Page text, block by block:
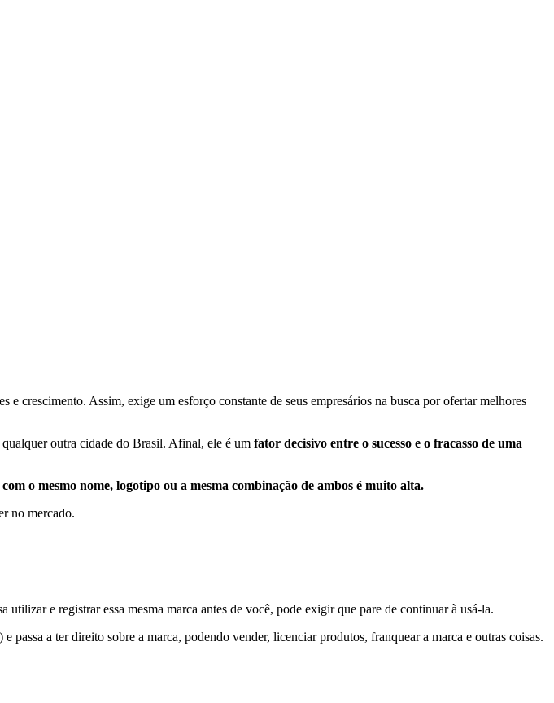
e crescimento. Assim, exige um esforço constante de seus empresários na busca por ofertar melhores
outra cidade do Brasil. Afinal, ele é um fator decisivo entre o sucesso e o fracasso de uma
o mesmo nome, logotipo ou a mesma combinação de ambos é muito alta.
no mercado.
utilizar e registrar essa mesma marca antes de você, pode exigir que pare de continuar à usá-la.
a ter direito sobre a marca, podendo vender, licenciar produtos, franquear a marca e outras coisas.